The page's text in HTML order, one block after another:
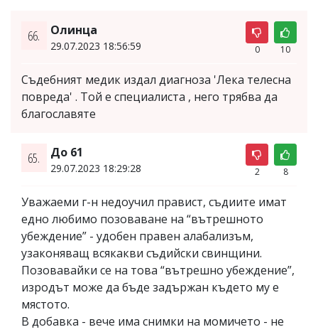
66. Олинца
29.07.2023 18:56:59 0 10
Съдебният медик издал диагноза 'Лека телесна
повреда' . Той е специалиста , него трябва да
благославяте
65. До 61
29.07.2023 18:29:28 2 8
Уважаеми г-н недоучил правист, съдиите имат
едно любимо позоваване на “вътрешното
убеждение” - удобен правен алабализъм,
узаконяващ всякакви съдийски свинщини.
Позовавайки се на това “вътрешно убеждение”,
изродът може да бъде задържан където му е
мястото.
В добавка - вече има снимки на момичето - не